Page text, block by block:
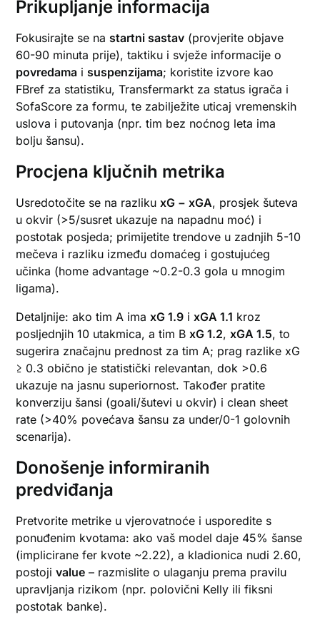
Prikupljanje informacija
Fokusirajte se na startni sastav (provjerite objave
60-90 minuta prije), taktiku i svježe informacije o
povredama i suspenzijama; koristite izvore kao
FBref za statistiku, Transfermarkt za status igrača i
SofaScore za formu, te zabilježite uticaj vremenskih
uslova i putovanja (npr. tim bez noćnog leta ima
bolju šansu).
Procjena ključnih metrika
Usredotočite se na razlikuxG − xGA, prosjek šuteva
u okvir (>5/susret ukazuje na napadnu moć) i
postotak posjeda; primijetite trendove u zadnjih 5-10
mečeva i razliku između domaćeg i gostujućeg
učinka (home advantage ~0.2-0.3 gola u mnogim
ligama).
Detaljnije: ako tim A imaxG 1.9 ixGA 1.1 kroz
posljednjih 10 utakmica, a tim BxG 1.2,xGA 1.5, to
sugerira značajnu prednost za tim A; prag razlike xG
≥ 0.3 obično je statistički relevantan, dok >0.6
ukazuje na jasnu superiornost. Također pratite
konverziju šansi (goali/šutevi u okvir) i clean sheet
rate (>40% povećava šansu za under/0-1 golovnih
scenarija).
Donošenje informiranih
predviđanja
Pretvorite metrike u vjerovatnoće i usporedite s
ponuđenim kvotama: ako vaš model daje 45% šanse
(implicirane fer kvote ~2.22), a kladionica nudi 2.60,
postojivalue – razmislite o ulaganju prema pravilu
upravljanja rizikom (npr. polovični Kelly ili fiksni
postotak banke).